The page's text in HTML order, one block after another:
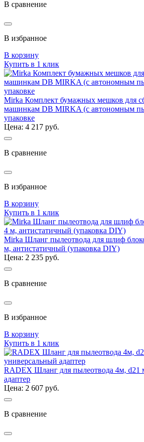
В сравнение
В избранное
В корзину
Купить в 1 клик
Mirka Комплект бумажных мешков для
машинкам DB MIRKA (с автономным
упаковке
Цена: 4 217 руб.
В сравнение
В избранное
В корзину
Купить в 1 клик
Mirka Шланг пылеотвода для шлиф
м, антистатичный (упаковка DIY)
Цена: 2 235 руб.
В сравнение
В избранное
В корзину
Купить в 1 клик
RADEX Шланг для пылеотвода 4м, d21
адаптер
Цена: 2 607 руб.
В сравнение